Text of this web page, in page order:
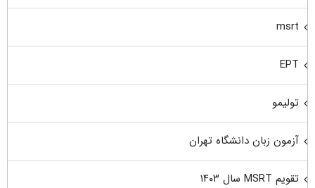
msrt
EPT
تولیمو
آزمون زبان دانشگاه تهران
تقویم MSRT سال ۱۴۰۳